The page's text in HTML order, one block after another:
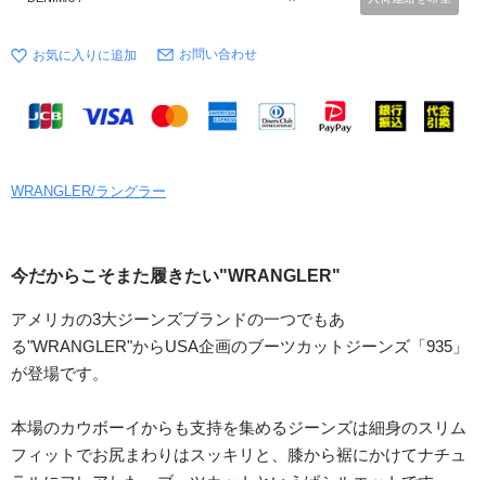
お問い合わせ
WRANGLER/ラングラー
今だからこそまた履きたい"WRANGLER"
アメリカの3大ジーンズブランドの一つでもあ
る"WRANGLER"からUSA企画のブーツカットジーンズ「935」
が登場です。
本場のカウボーイからも支持を集めるジーンズは細身のスリム
フィットでお尻まわりはスッキリと、膝から裾にかけてナチュ